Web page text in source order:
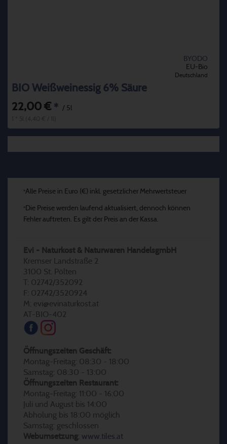
BYODO
EU-Bio
Deutschland
BIO Weißweinessig 6% Säure
22,00 € * / 5l
*Alle Preise in Euro (€) inkl. gesetzlicher Mehrwertsteuer
* Die Preise werden laufend aktualisiert, dennoch können
Fehler auftreten. Es gilt der Preis an der Kassa.
Evi - Naturkost & Naturwaren HandelsgmbH
Kremser Landstraße 2
3100 St. Pölten
T: 02742/352092
F: 02742/3520924
M: evi@evinaturkost.at
AT-BIO-402
Öffnungszeiten Geschäft:
Montag-Freitag: 08:30 - 18:00
Samstag: 08:30 - 13:00
Öffnungszeiten Restaurant:
Montag-Freitag: 11:00 - 16:00
Juli und August bis 14:00
Abholung bis 18:00 möglich
Samstag: geschlossen
Webumsetzung: www.tiles.at